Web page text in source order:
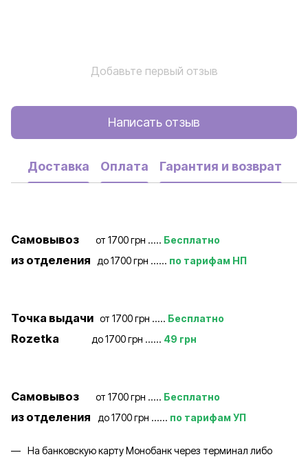
Добавьте первый отзыв
Написать отзыв
Доставка Оплата Гарантия и возврат
Самовывоз от 1700 грн ..... Бесплатно
из отделения до 1700 грн ...... по тарифам НП
Точка выдачи от 1700 грн ..... Бесплатно
Rozetka до 1700 грн ...... 49 грн
Самовывоз от 1700 грн ..... Бесплатно
из отделения до 1700 грн ...... по тарифам УП
На банковскую карту Монобанк через терминал либо